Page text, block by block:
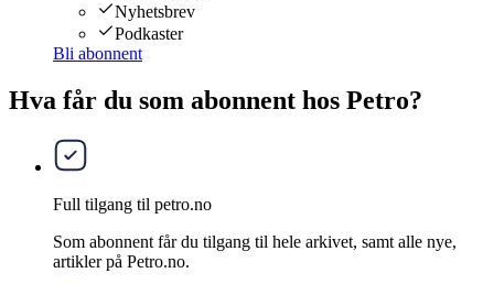
Nyhetsbrev
Podkaster
Bli abonnent
Hva får du som abonnent hos Petro?
Full tilgang til petro.no
Som abonnent får du tilgang til hele arkivet, samt alle nye,
artikler på Petro.no.